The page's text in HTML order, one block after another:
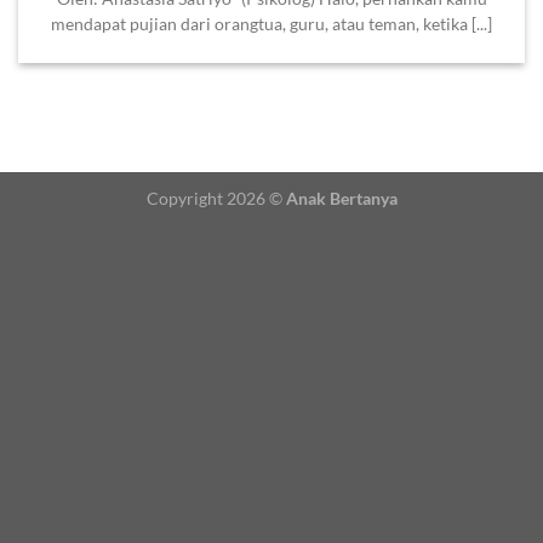
mendapat pujian dari orangtua, guru, atau teman, ketika [...]
Copyright 2026 ©Anak Bertanya